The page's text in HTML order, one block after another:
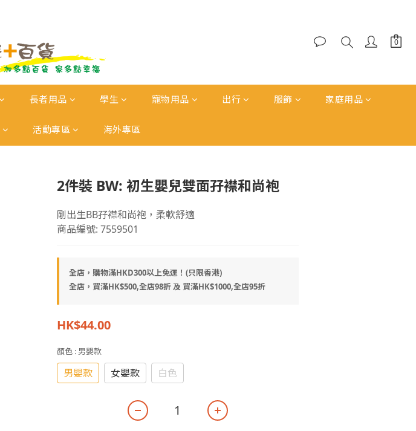
長者用品 學生 寵物用品 出行 服飾 家庭用品
活動專區 海外專區
2件裝 BW: 初生嬰兒雙面孖襟和尚袍
剛出生BB孖襟和尚袍，柔軟舒適
商品編號: 7559501
全店，購物滿HKD300以上免運！(只限香港)
全店，買滿HK$500,全店98折 及 買滿HK$1000,全店95折
HK$44.00
顏色 : 男嬰款
男嬰款 女嬰款 白色